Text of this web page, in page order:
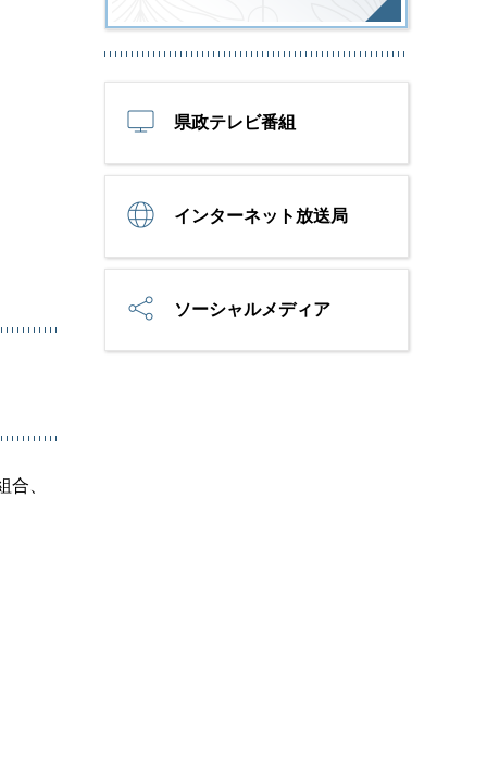
、
県政テレビ番組
インターネット放送局
ソーシャルメディア